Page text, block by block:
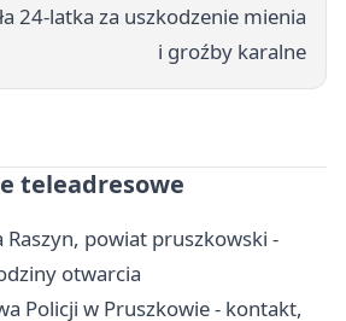
24-latka za uszkodzenie mienia
i groźby karalne
teleadresowe
Raszyn, powiat pruszkowski -
otwarcia
Policji w Pruszkowie - kontakt,